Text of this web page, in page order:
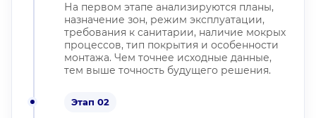
На первом этапе анализируются планы,
назначение зон, режим эксплуатации,
требования к санитарии, наличие мокрых
процессов, тип покрытия и особенности
монтажа. Чем точнее исходные данные,
тем выше точность будущего решения.
Этап 02